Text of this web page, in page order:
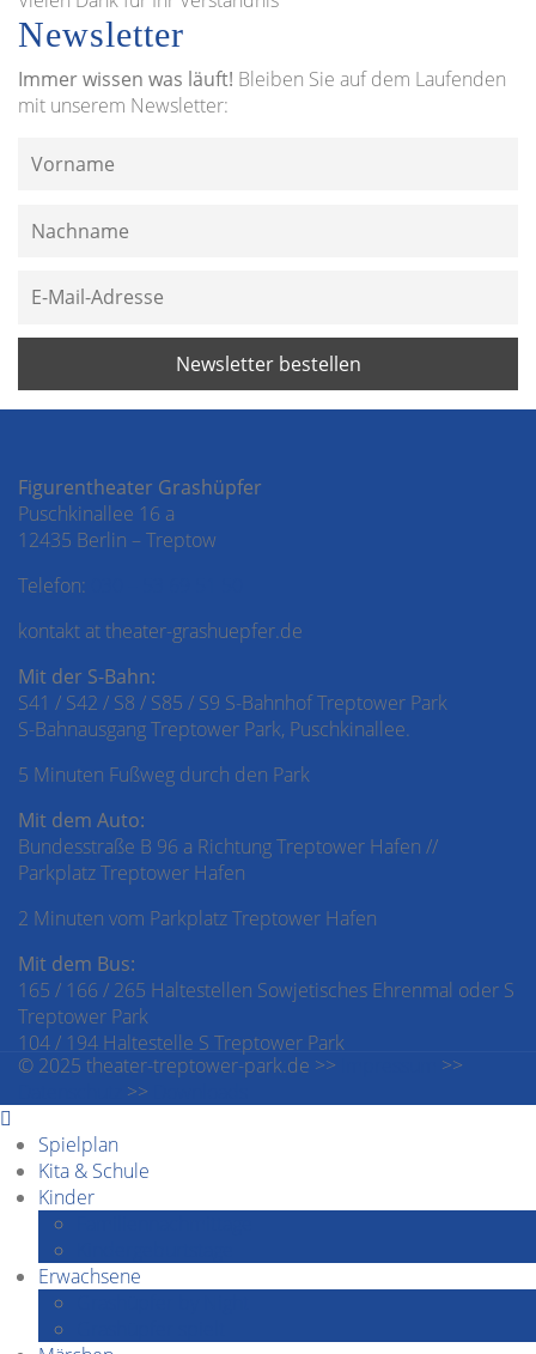
Newsletter
Immer wissen was läuft! Bleiben Sie auf dem Laufenden
mit unserem Newsletter:
Figurentheater Grashüpfer
Puschkinallee 16 a
12435 Berlin – Treptow
Telefon:
kontakt at theater-grashuepfer.de
Mit der S-Bahn:
S41 / S42 / S8 / S85 / S9 S-Bahnhof Treptower Park
S-Bahnausgang Treptower Park, Puschkinallee.
5 Minuten Fußweg durch den Park
Mit dem Auto:
Bundesstraße B 96 a Richtung Treptower Hafen //
Parkplatz Treptower Hafen
2 Minuten vom Parkplatz Treptower Hafen
Mit dem Bus:
165 / 166 / 265 Haltestellen Sowjetisches Ehrenmal oder S
Treptower Park
104 / 194 Haltestelle S Treptower Park
© 2025 theater-treptower-park.de >>
>>
>>
Spielplan
Kita & Schule
Kinder
Erwachsene